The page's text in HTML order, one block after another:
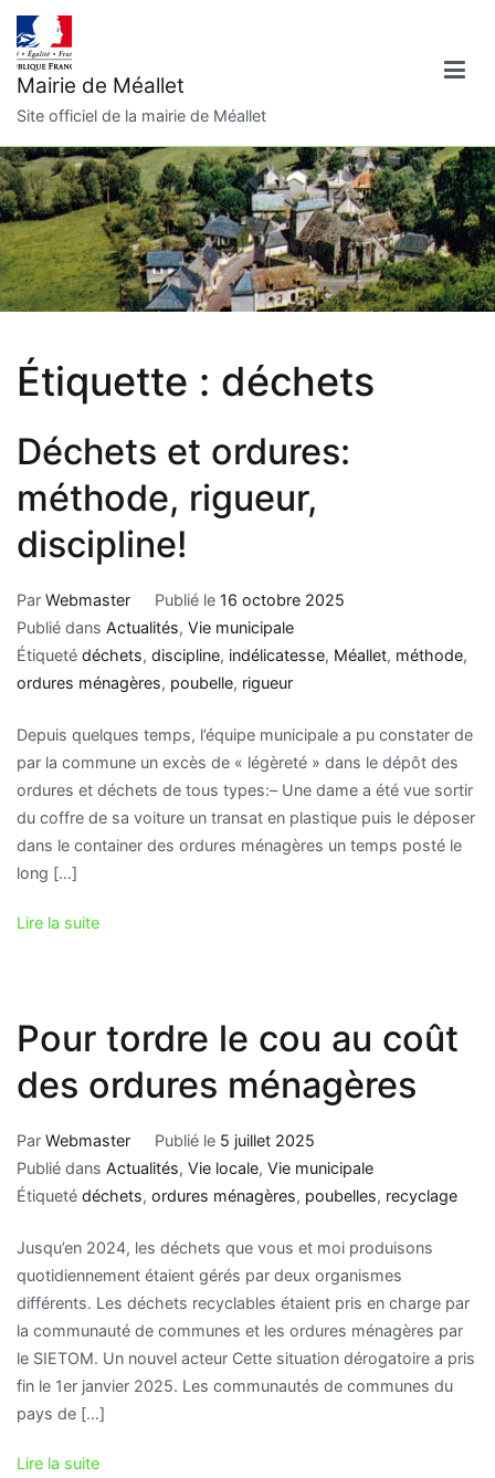
Aller
contenu
Mairie de Méallet
Site officiel de la mairie de Méallet
Étiquette : déchets
Déchets et ordures:
méthode, rigueur,
discipline!
Par Webmaster Publié le 16 octobre 2025
Publié dans Actualités, Vie municipale
Étiqueté déchets, discipline, indélicatesse, Méallet, méthode,
ordures ménagères, poubelle, rigueur
Depuis quelques temps, l’équipe municipale a pu constater de
par la commune un excès de « légèreté » dans le dépôt des
ordures et déchets de tous types:– Une dame a été vue sortir
du coffre de sa voiture un transat en plastique puis le déposer
dans le container des ordures ménagères un temps posté le
long […]
Lire la suite
Pour tordre le cou au coût
des ordures ménagères
Par Webmaster Publié le 5 juillet 2025
Publié dans Actualités, Vie locale, Vie municipale
Étiqueté déchets, ordures ménagères, poubelles, recyclage
Jusqu’en 2024, les déchets que vous et moi produisons
quotidiennement étaient gérés par deux organismes
différents. Les déchets recyclables étaient pris en charge par
la communauté de communes et les ordures ménagères par
le SIETOM. Un nouvel acteur Cette situation dérogatoire a pris
fin le 1er janvier 2025. Les communautés de communes du
pays de […]
Lire la suite